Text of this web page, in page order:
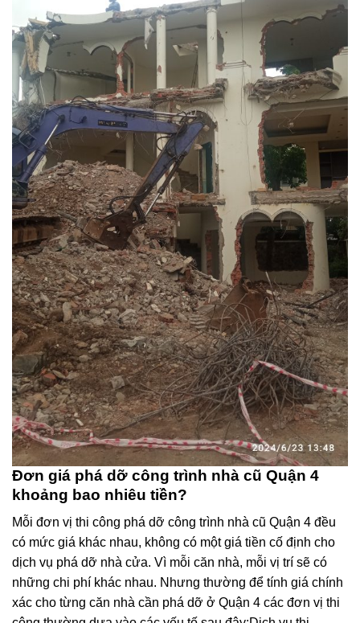
Đơn giá phá dỡ công trình nhà cũ Quận 4
khoảng bao nhiêu tiền?
Mỗi đơn vị thi công phá dỡ công trình nhà cũ Quận 4 đều
có mức giá khác nhau, không có một giá tiền cố định cho
dịch vụ phá dỡ nhà cửa. Vì mỗi căn nhà, mỗi vị trí sẽ có
những chi phí khác nhau. Nhưng thường để tính giá chính
xác cho từng căn nhà cần phá dỡ ở Quận 4 các đơn vị thi